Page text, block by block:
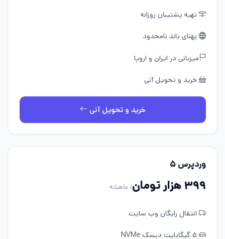
تهیه پشتیبان روزانه
پهنای باند نامحدود
میزبانی در ایران و اروپا
خرید و تحویل آنی
خرید و تحویل آنی
وردپرس ۵
۳۹۹ هزار تومان / ماهیانه
انتقال رایگان وب سایت